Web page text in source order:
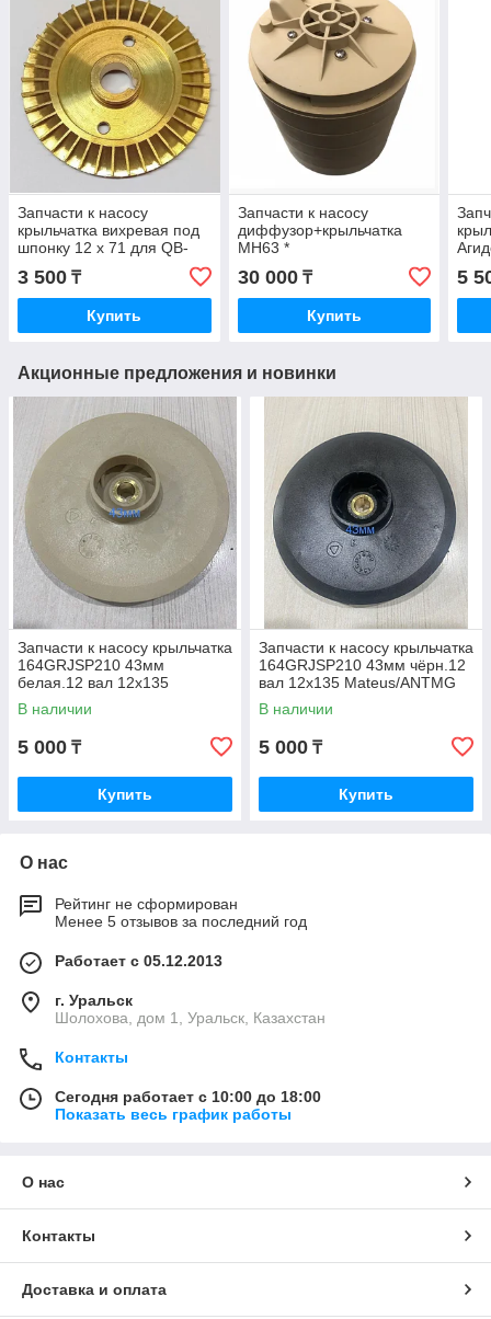
Запчасти к насосу
крыльчатка вихревая под
шпонку 12 х 71 для QB-
3 500 ₸
Купить
Запчасти к насосу
диффузор+крыльчатка
МН63 *
30 000₸
Купить
5
Акционные предложения и новинки
Запчасти к насосу крыльчатка
164GRJSP210 43мм
белая.12 вал 12х135
Mateus/ANTMG Pedrollo
В наличии
5 000 ₸
Купить
Запчасти к насосу крыльчатка
164GRJSP210 43мм чёрн.12
вал 12х135 Mateus/ANTMG
Pedrollo
В наличии
5 000 ₸
Купить
О нас
Рейтинг не сформирован
Менее 5 отзывов за последний год
Работает с 05.12.2013
г. Уральск
Шолохова, дом 1, Уральск, Казахстан
Контакты
Сегодня работает с 10:00 до 18:00
Показать весь график работы
О нас
Контакты
Доставка и оплата